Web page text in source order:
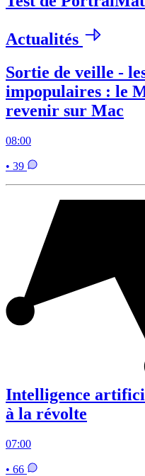
Actualités
Sortie de veille -
impopulaires : le
revenir sur Mac
08:00
• 39
Intelligence
à la révolte
07:00
• 66